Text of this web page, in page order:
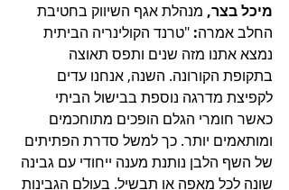
מיכל בצר, מנהלת אגף השיווק בחטיבת
החלב אמרה: "טרנד הקולינריה הביתית
נמצא אתנו מזה שנים ותפס תאוצה
בתקופת הקורונה. השנה, אנחנו עדים
לקפיצת מדרגה נוספת בבישול הביתי
כאשר חומרי הגלם הופכים מתוחכמים
ומותאמים יותר. כך למשל סדרת הפתיתים
של השף הלבן נותנת מענה ייחודי עם גבינה
שונה לכל מאפה או תבשיל. בעולם הגבינות